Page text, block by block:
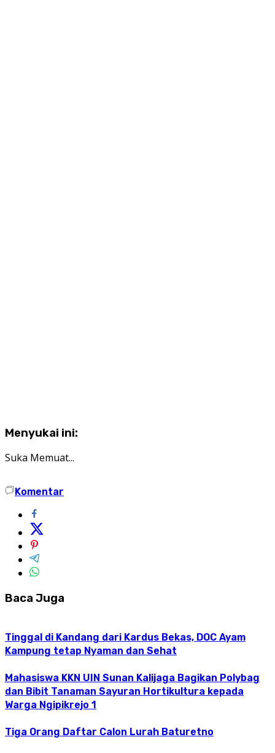
Menyukai ini:
Suka Memuat...
Komentar
Baca Juga
Tinggal di Kandang dari Kardus Bekas, DOC Ayam
Kampung tetap Nyaman dan Sehat
Mahasiswa KKN UIN Sunan Kalijaga Bagikan Polybag
dan Bibit Tanaman Sayuran Hortikultura kepada
Warga Ngipikrejo 1
Tiga Orang Daftar Calon Lurah Baturetno